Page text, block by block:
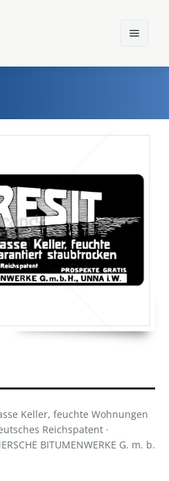
Keller, feuchte Wohnungen
Reichspatent ·
BITUMENWERKE G. m. b.